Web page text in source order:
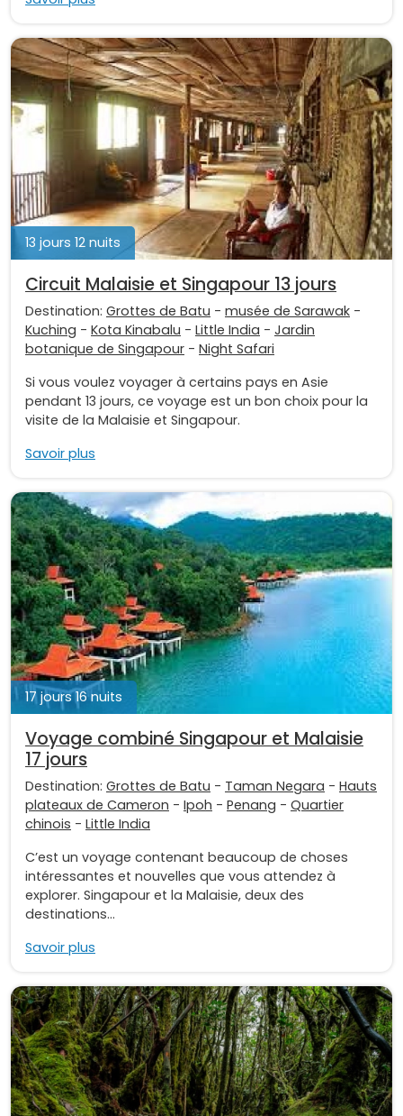
13 jours 12 nuits
Circuit Malaisie et Singapour 13 jours
Destination: Grottes de Batu - musée de Sarawak -
Kuching - Kota Kinabalu - Little India - Jardin
botanique de Singapour - Night Safari
Si vous voulez voyager à certains pays en Asie
pendant 13 jours, ce voyage est un bon choix pour la
visite de la Malaisie et Singapour.
Savoir plus
17 jours 16 nuits
Voyage combiné Singapour et Malaisie
17 jours
Destination: Grottes de Batu - Taman Negara - Hauts
plateaux de Cameron - Ipoh - Penang - Quartier
chinois - Little India
C’est un voyage contenant beaucoup de choses
intéressantes et nouvelles que vous attendez à
explorer. Singapour et la Malaisie, deux des
destinations...
Savoir plus